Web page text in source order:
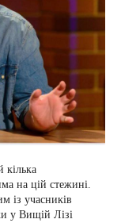
кілька
на цій стежині.
із учасників
у Вищій Лізі